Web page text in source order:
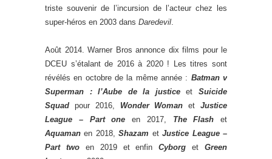
triste souvenir de l’incursion de l’acteur chez les
super-héros en 2003 dans Daredevil
Août 2014. Warner Bros annonce dix films pour le
DCEU s’étalant de 2016 à 2020 ! Les titres sont
révélés en octobre de la même année : Batman v
Superman : l’Aube de la justiceetSuicide
Squad pour 2016, Wonder Woman etJustice
League – Part one en 2017, The Flash et
Aquaman en 2018,Shazam etJustice League –
Part twoen 2019 et enfinCyborg et Green